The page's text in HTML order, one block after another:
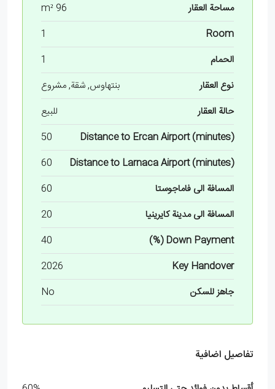
مساحة العقار
96 m²
Room
1
الحمام
1
نوع العقار
بنتهاوس, شقة, مشروع
حالة العقار
للبيع
Distance to Ercan Airport (minutes)
50
Distance to Larnaca Airport (minutes)
60
المسافة الى فاماجوستا
60
المسافة الى مدينة كايرينيا
20
Down Payment (%)
40
Key Handover
2026
جاهز للسكن
No
تفاصيل اضافية